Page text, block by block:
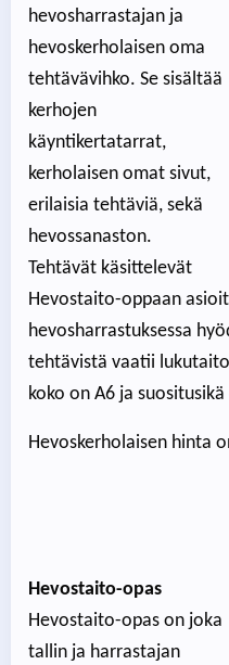
hevosharrastajan ja
hevoskerholaisen oma
tehtävävihko. Se sisältää
kerhojen
käyntikertatarrat,
kerholaisen omat sivut,
erilaisia tehtäviä, sekä
hevossanaston.
Tehtävät käsittelevät
Hevostaito-oppaan
hevosharrastuksessa
tehtävistä vaatii
koko on A6 ja
Hevoskerholaisen hinta
Hevostaito-opas
Hevostaito-opas on joka
tallin ja harrastajan